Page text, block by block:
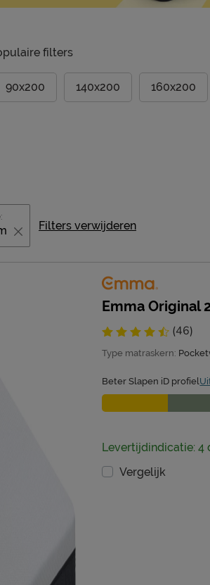
filters
90x200 140x200 160x200
Filters verwijderen
Emma Original
(46)
Type matraskern:
Beter Slapen iD profiel
Levertijdindicatie: 4
Vergelijk